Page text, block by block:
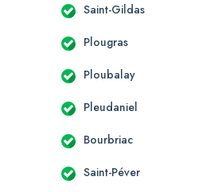
Saint-Gildas
Plougras
Ploubalay
Pleudaniel
Bourbriac
Saint-Péver